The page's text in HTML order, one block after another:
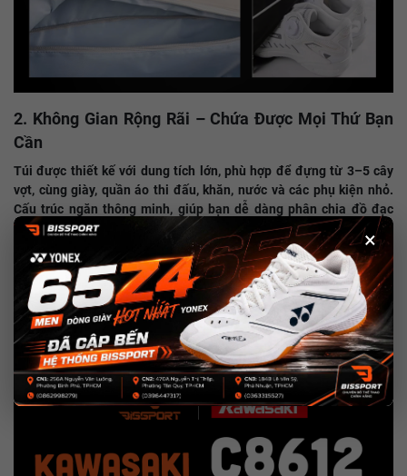
×
2. Không Gian Rộng Rãi – Chứa Được Mọi Thứ Bạn
Cần
Túi được thiết kế với dung tích lớn, phù hợp để đựng từ 3–5 cây
vợt, cùng giày, quần áo thi đấu, khăn, nước và các phụ kiện nhỏ.
Cấu trúc ngăn thông minh, giúp bạn dễ dàng phân chia đồ đạc
sạch – bẩn, ẩm – khô.
Ngăn chống ẩm riêng biệt giúp chứa đồ ướt, khăn mồ hôi
sau trận đấu mà không lo ám mùi hay ẩm mốc.
Ngăn phụ bên ngoài thích hợp để cất điện thoại, ví, chìa
khóa – dễ lấy khi cần.